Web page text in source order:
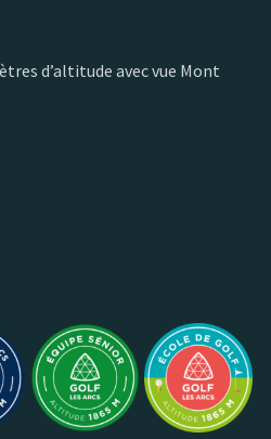
d’altitude avec vue Mont